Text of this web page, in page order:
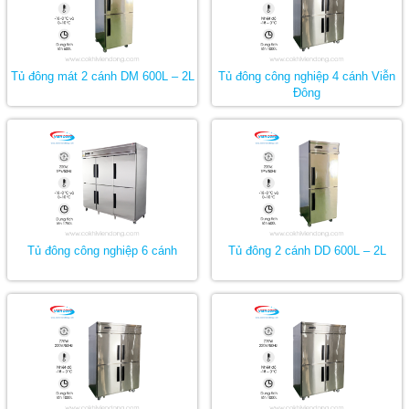
Tủ đông lạnh công nghiệp với dải nhiệt rộng,
cho phép bạn bảo quản được hầu hết các loại
thực phẩm:
Ngăn lạnh: từ 2°C đến 8°C
Ngăn đông: từ – 2°C đến – 8°C
Tủ đông mát 2 cánh DM 600L – 2L
Tủ đông công nghiệp 4 cánh Viễn
Đông
Tủ đông công nghiệp 6 cánh Tủ đông 2 cánh DD 600L – 2L